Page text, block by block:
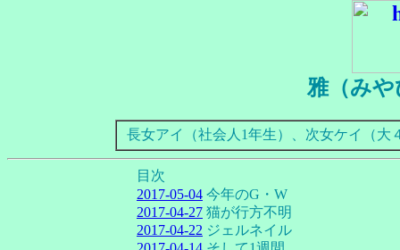
雅（み
長女アイ（社会人1年生）、次女ケイ（
目次
2017-05-04 今年のG・W
2017-04-27 猫が行方不明
2017-04-22 ジェルネイル